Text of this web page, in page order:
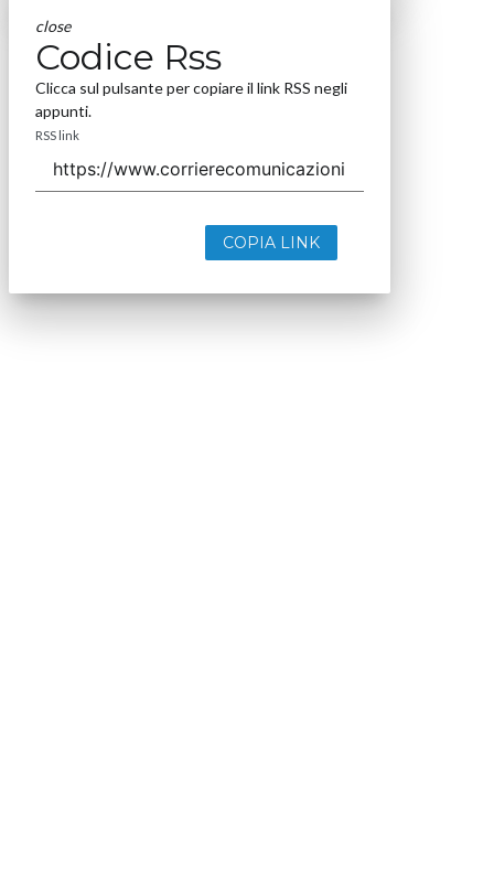
close
Codice Rss
Clicca sul pulsante per copiare il link RSS negli
appunti.
RSS link
COPIA LINK